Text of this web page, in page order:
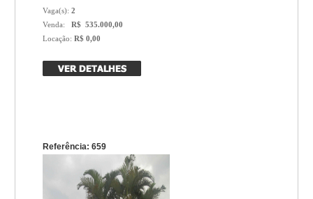
Vaga(s):2
Venda:
R$ 535.000,00
Locação:R$ 0,00
Referência: 659